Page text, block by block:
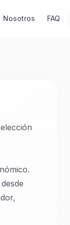
Nosotros FAQ